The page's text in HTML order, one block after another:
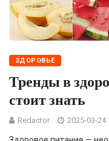
ЗДОРОВЬЕ
Тренды в
стоит знать
Redactor 2025-03-24